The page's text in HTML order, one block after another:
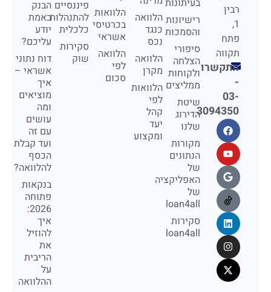
רבין
1,
פתח
תקווה
התקשרו
-
03-
3094350
בעיתונות
רישיונות
והסמכות
סיפורי
הצלחה
ולקוחות
ממליצים
שיטת
הדירוג
שלנו
מקורות
הנתונים
של
האפליקציה
של
loan4all
סקירות
loan4all
הלוואה
כנגד
נכס
הלוואה
מקרן
הלוואות
לפי
קהל
יעד
ומקצוע
הלוואות
בכרטיסי
אשראי
הלוואה
לפי
סכום
פיננסיים
להתנהלות
כלכלית
סקירות
שוק
הבנק
באמת
יודע
עליכם?
דוח נתוני
אשראי –
איך
מוציאים
ומה
עושים
עם זה
ועד קבלת
הכסף
להלוואה?
בנקאות
פתוחה
2026:
איך
להוזיל
את
הריבית
על
ההלוואה